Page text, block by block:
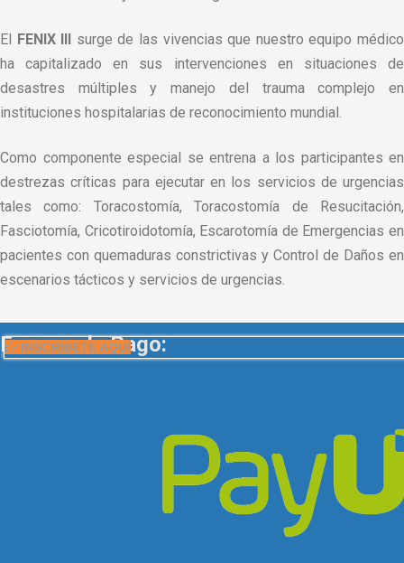
El FENIX III surge de las vivencias que nuestro equipo médico
ha capitalizado en sus intervenciones en situaciones de
desastres múltiples y manejo del trauma complejo en
instituciones hospitalarias de reconocimiento mundial.
Como componente especial se entrena a los participantes en
destrezas críticas para ejecutar en los servicios de urgencias
tales como: Toracostomía, Toracostomía de Resucitación,
Fasciotomía, Cricotiroidotomía, Escarotomía de Emergencias en
pacientes con quemaduras constrictivas y Control de Daños en
escenarios tácticos y servicios de urgencias.
Formas de Pago:
INSCRÍBETE AQUÍ